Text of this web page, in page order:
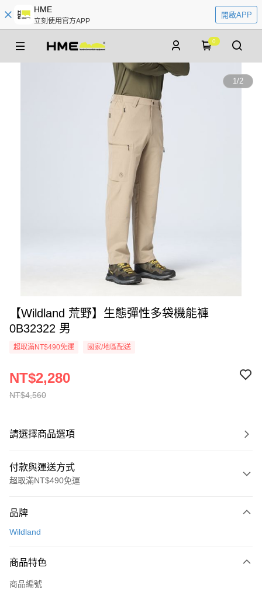
HME
立刻使用官方APP
開啟APP
0
1/2
【Wildland 荒野】生態彈性多袋機能褲
0B32322 男
超取滿NT$490免運 國家/地區配送
NT$4,560
NT$2,280
請選擇商品選項
付款與運送方式
超取滿NT$490免運
信用卡一次付款
3 期 0 利率 每期
合作金庫商業銀行
超商取貨付款
品牌
Wildland
商品特色
商品編號